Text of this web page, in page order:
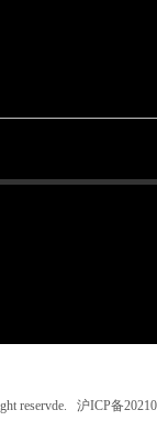
reservde. 沪ICP备